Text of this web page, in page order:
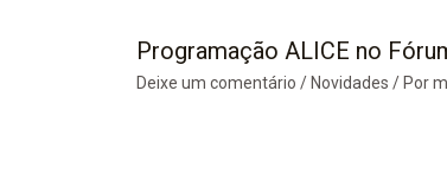
Programação ALICE no
Deixe um comentário / Novidades / Por